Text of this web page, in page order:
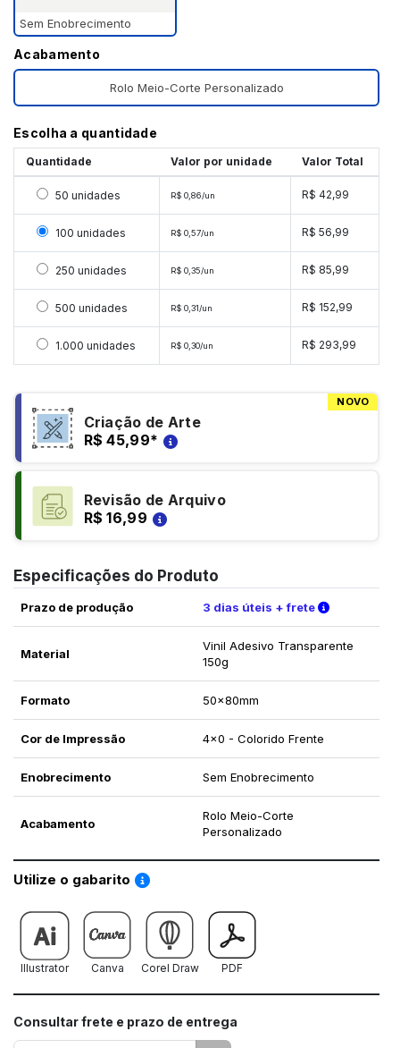
Sem Enobrecimento
Acabamento
Rolo Meio-Corte Personalizado
Escolha a quantidade
Quantidade Valor por unidade Valor Total
Selecionar 50 unidades
50 unidades R$ 0,86/un R$ 42,99
Selecionar 100 unidades
100 unidades R$ 0,57/un R$ 56,99
Selecionar 250 unidades
250 unidades R$ 0,35/un R$ 85,99
Selecionar 500 unidades
500 unidades R$ 0,31/un R$ 152,99
Selecionar 1000 unidades
1.000 unidades R$ 0,30/un R$ 293,99
NOVO
Criação de Arte
R$ 45,99*
Revisão de Arquivo
R$ 16,99
Especificações do Produto
Prazo de produção 3 dias úteis + frete Verifique
Material
Vinil Adesivo Transparente
150g
Formato 50x80mm
Cor de Impressão 4x0 - Colorido Frente
Enobrecimento Sem Enobrecimento
Acabamento
Rolo Meio-Corte
Personalizado
Utilize o gabarito Saiba como utilizar os nossos gabaritos
Illustrator Canva Corel Draw PDF
Consultar frete e prazo de entrega